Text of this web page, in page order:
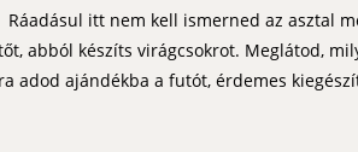
itt nem kell ismerned az asztal
abból készíts virágcsokrot. Meglátod,
adod ajándékba a futót, érdemes